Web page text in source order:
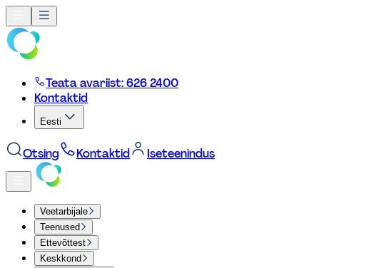
Teata avariist: 626 2400
Kontaktid
Eesti
Otsing Kontaktid Iseteenindus
Veetarbijale
Teenused
Ettevõttest
Keskkond